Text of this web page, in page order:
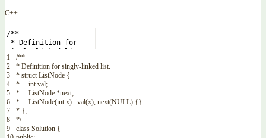
C++
1
2
3
4
5
6
7
8
9
/**
* Definition for singly-linked list.
* struct ListNode {
* int val;
* ListNode *next;
* ListNode(int x) : val(x), next(NULL) {}
* };
*/
class Solution {